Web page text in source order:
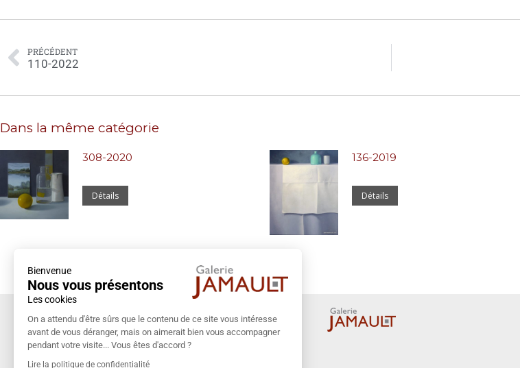
Bienvenue
Nous vous présentons
Les cookies
On a attendu d'être sûrs que le contenu de ce site vous intéresse
avant de vous déranger, mais on aimerait bien vous accompagner
pendant votre visite... Vous êtes d'accord ?
Lire la politique de confidentialité
PRÉCÉDENT
110-2022
Dans la même catégorie
308-2020
Détails
136-2019
Détails
Coordonnées
Galerie Jamault